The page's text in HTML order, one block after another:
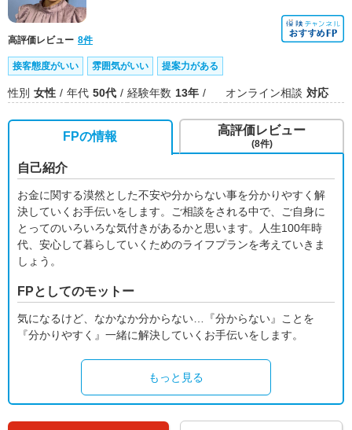
高評価レビュー 8件
接客態度がいい 雰囲気がいい 提案力がある
性別 女性 年代 50代 経験年数 13年 オンライン相談 対応
FPの情報
自己紹介
お金に関する漠然とした不安や分からない事を分かりやすく解
決していくお手伝いをします。ご相談をされる中で、ご自身に
とってのいろいろな気付きがあるかと思います。人生100年時
代、安心して暮らしていくためのライフプランを考えていきま
しょう。
FPとしてのモットー
気になるけど、なかなか分からない…『分からない』ことを
『分かりやすく』一緒に解決していくお手伝いをします。
もっと見る
高評価レビュー
(8件)